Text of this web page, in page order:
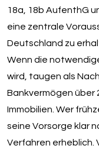
18a, 18b AufenthG
eine zentrale
Deutschland zu
Wenn die
wird, taugen als
Bankvermögen über
Immobilien. Wer
seine Vorsorge klar
Verfahren erheblich.